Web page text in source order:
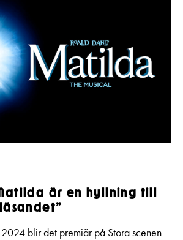
är en hyllning till
blir det premiär på Stora scenen